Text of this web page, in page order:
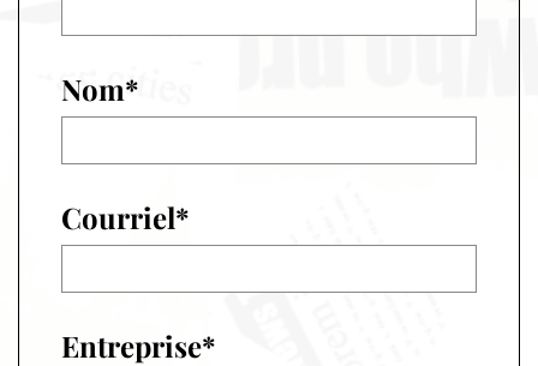
Nom*
Courriel*
Entreprise*